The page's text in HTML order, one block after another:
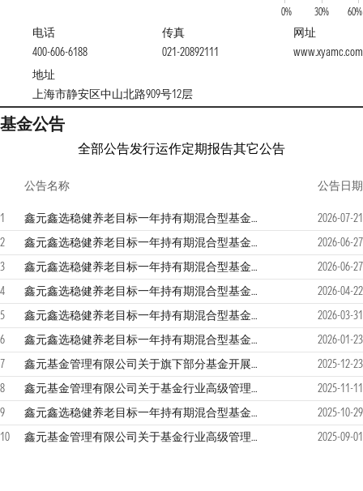
0% 30% 60%
电话
400-606-6188
传真
021-20892111
网址
www.xyamc.com
地址
上海市静安区中山北路909号12层
基金公告
全部公告发行运作定期报告其它公告
公告名称 公告日期
1 鑫元鑫选稳健养老目标一年持有期混合型基金中基金（FOF）2026年第2季度报告
2026-07-21
2
鑫元鑫选稳健养老目标一年持有期混合型基金中基金（FOF）更新招募说明书（2026年第1号）
2026-06-27
3
鑫元鑫选稳健养老目标一年持有期混合型基金中基金（FOF）（鑫元鑫选稳健养老目标一年持有偏债混合（FOF）A）基金产品资料概要更新
2026-06-27
4
鑫元鑫选稳健养老目标一年持有期混合型基金中基金（FOF）2026年第1季度报告
2026-04-22
5
鑫元鑫选稳健养老目标一年持有期混合型基金中基金（FOF）2025年年度报告
2026-03-31
6
鑫元鑫选稳健养老目标一年持有期混合型基金中基金（FOF）2025年第4季度报告
2026-01-23
7
鑫元基金管理有限公司关于旗下部分基金开展直销柜台申购费率优惠活动的公告
2025-12-23
8
鑫元基金管理有限公司关于基金行业高级管理人员变更的公告
2025-11-11
9
鑫元鑫选稳健养老目标一年持有期混合型基金中基金（FOF）2025年第3季度报告
2025-10-29
10
鑫元基金管理有限公司关于基金行业高级管理人员变更的公告 2025-09-01